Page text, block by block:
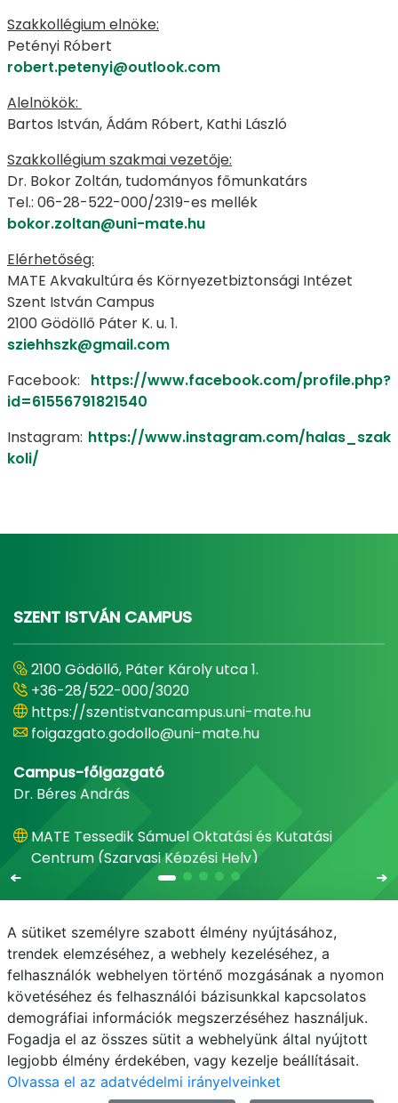
Szakkollégium elnöke:
Petényi Róbert
robert.petenyi@outlook.com
Alelnökök:
Bartos István, Ádám Róbert, Kathi László
Szakkollégium szakmai vezetője:
Dr. Bokor Zoltán, tudományos főmunkatárs
Tel.: 06-28-522-000/2319-es mellék
bokor.zoltan@uni-mate.hu
Elérhetőség:
MATE Akvakultúra és Környezetbiztonsági Intézet
Szent István Campus
2100 Gödöllő Páter K. u. 1.
sziehhszk@gmail.com
Facebook: https://www.facebook.com/profile.php?
id=61556791821540
Instagram: https://www.instagram.com/halas_szak
koli/
SZENT ISTVÁN CAMPUS
2100 Gödöllő, Páter Károly utca 1.
+36-28/522-000/3020
https://szentistvancampus.uni-mate.hu
foigazgato.godollo@uni-mate.hu
Campus-főigazgató
Dr. Béres András
MATE Tessedik Sámuel Oktatási és Kutatási
Centrum (Szarvasi Képzési Hely)
E-mail Telefonkönyv NEPTUN
E-learning
Adatvédelem
A sütiket személyre szabott élmény nyújtásához,
trendek elemzéséhez, a webhely kezeléséhez, a
felhasználók webhelyen történő mozgásának a nyomon
követéséhez és felhasználói bázisunkkal kapcsolatos
demográfiai információk megszerzéséhez használjuk.
Fogadja el az összes sütit a webhelyünk által nyújtott
legjobb élmény érdekében, vagy kezelje beállításait.
Olvassa el az adatvédelmi irányelveinket